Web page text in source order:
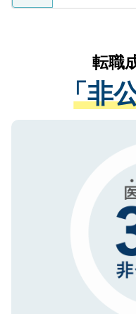
ているすべて
は、個人情報
管理基準を満
る、プライバ
で、機密保持
かがいして、
経験をまじえ
させていただ
ない方には、
ので、まずは
転職
「非